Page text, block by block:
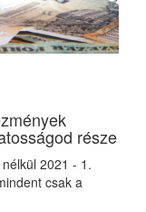
része
2021 - 1.
csak a